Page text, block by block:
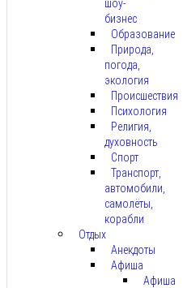
шоу-
бизнес
Образование
Природа,
погода,
экология
Происшествия
Психология
Религия,
духовность
Спорт
Транспорт,
автомобили,
самолёты,
корабли
Отдых
Анекдоты
Афиша
Афиша